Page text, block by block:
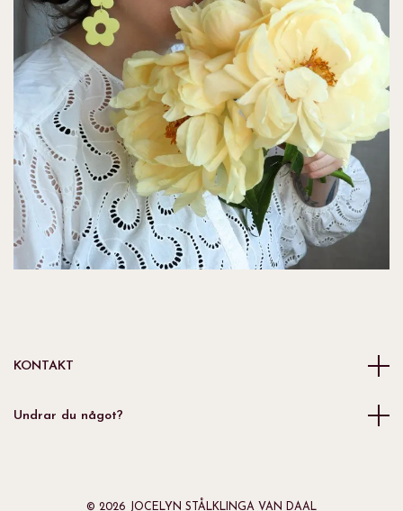
KONTAKT
Undrar du något?
© 2026 JOCELYN STÅLKLINGA VAN DAAL